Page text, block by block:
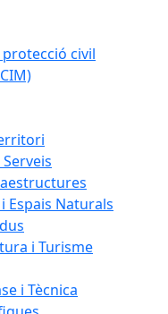
civil
Espais Naturals
i Turisme
i Tècnica